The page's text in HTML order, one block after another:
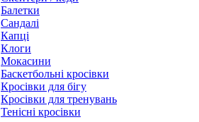
Балетки
Сандалі
Капці
Клоги
Мокасини
Баскетбольні кросівки
Кросівки для бігу
Кросівки для тренувань
Тенісні кросівки